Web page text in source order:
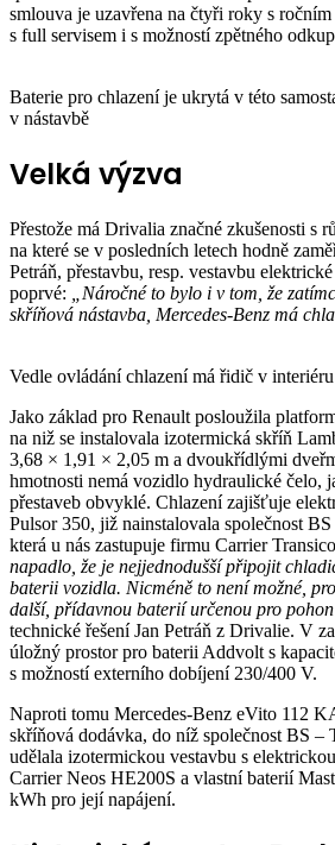
smlouva je uzavřena na čtyři roky s
s full servisem i s možností zpětného
Baterie pro chlazení je ukrytá v této
v nástavbě
Velká výzva
Přestože má Drivalia značné zkušenosti s
na které se v posledních letech hodně
Petráň, přestavbu, resp. vestavbu
poprvé:
„Náročné to bylo i v tom, že
skříňová nástavba, Mercedes-Benz má
Vedle ovládání chlazení má řidič v
Jako základ pro Renault posloužila
na niž se instalovala izotermická skříň
3,68 × 1,91 × 2,05 m a dvoukřídlými
hmotnosti nemá vozidlo hydraulické čelo,
přestaveb obvyklé. Chlazení zajišťuje
Pulsor 350, již nainstalovala společnost
která u nás zastupuje firmu Carrier
napadlo, že je nejjednodušší připojit
baterii vozidla. Nicméně to není možné,
další, přídavnou baterií určenou pro
technické řešení Jan Petráň z Drivalie. V
úložný prostor pro baterii Addvolt s
s možností externího dobíjení 230/400 V.
Naproti tomu Mercedes-Benz eVito 112
skříňová dodávka, do níž společnost BS –
udělala izotermickou vestavbu s
Carrier Neos HE200S a vlastní baterií
kWh pro její napájení.